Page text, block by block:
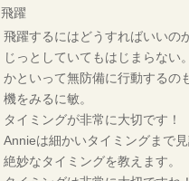
飛躍
飛躍するにはどうすればいいの
じっとしていてもはじまらない
かといって無防備に行動するの
機をみるに敏。
タイミングが非常に大切です！
Annieは細かいタイミングまで
絶妙なタイミングを教えます。